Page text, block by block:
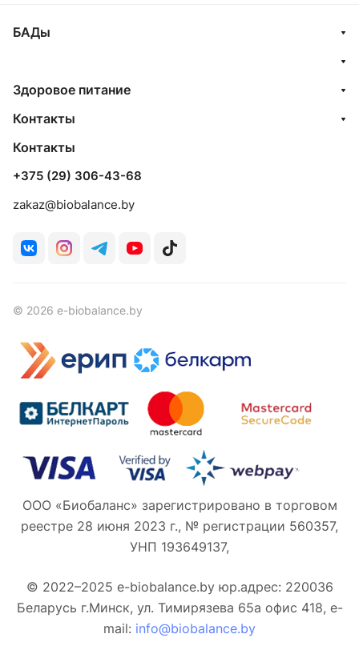
БАДы
Здоровое питание
Контакты
Контакты
+375 (29) 306-43-68
zakaz@biobalance.by
© 2026 e-biobalance.by
ООО «Биобаланс» зарегистрировано в торговом
реестре 28 июня 2023 г., № регистрации 560357,
УНП 193649137,
© 2022–2025 e-biobalance.by юр.адрес: 220036
Беларусь г.Минск, ул. Тимирязева 65а офис 418, e-
mail: info@biobalance.by